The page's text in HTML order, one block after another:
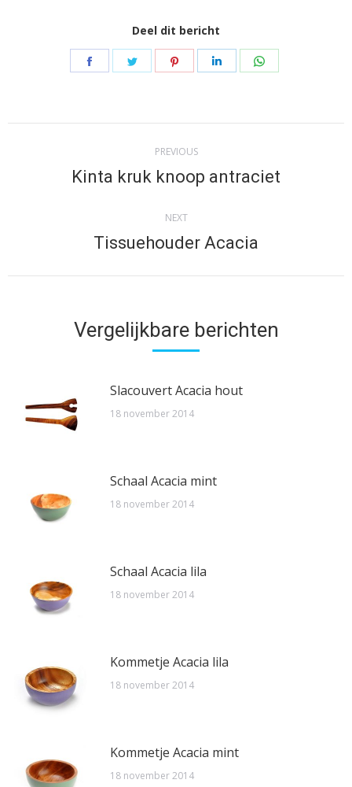
Deel dit bericht
Share
Share
Share
Share
navigation
PREVIOUS
Previous
Kinta kruk knoop antraciet
NEXT
Next
Tissuehouder Acacia
Vergelijkbare berichten
Slacouvert Acacia hout
18 november 2014
Schaal Acacia mint
18 november 2014
Schaal Acacia lila
18 november 2014
Kommetje Acacia lila
18 november 2014
Kommetje Acacia mint
18 november 2014